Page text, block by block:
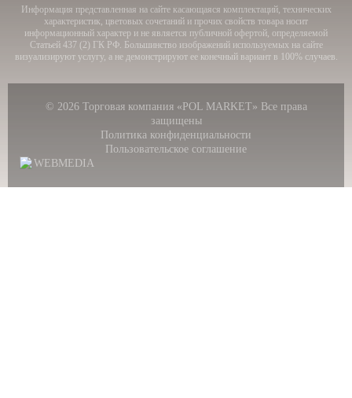
Информация представленная на сайте касающаяся комплектаций, технических
характеристик, цветовых сочетаний и прочих свойств товара носит
информационный характер и не является публичной офертой, определяемой
Статьей 437 (2) ГК РФ. Большинство изображений используемых на сайте
визуализируют услугу, а не демонстрируют ее конечный вариант в 100% случаев.
© 2026 Торговая компания «POL MARKET» Все права
защищены
Политика конфиденциальности
Пользовательское соглашение